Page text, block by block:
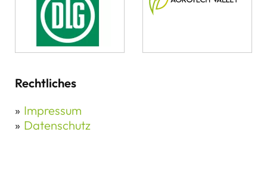
Rechtliches
Impressum
Datenschutz